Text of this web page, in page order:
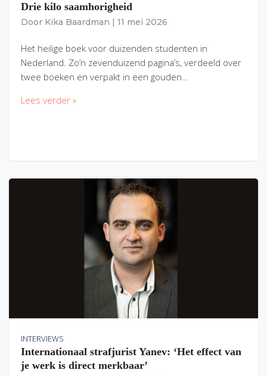
Drie kilo saamhorigheid
Door Kika Baardman 11 mei 2026
Het heilige boek voor duizenden studenten in
Nederland. Zo’n zevenduizend pagina’s, verdeeld over
twee boeken en verpakt in een gouden…
Lees verder »
INTERVIEWS
Internationaal strafjurist Yanev: ‘Het effect van
je werk is direct merkbaar’